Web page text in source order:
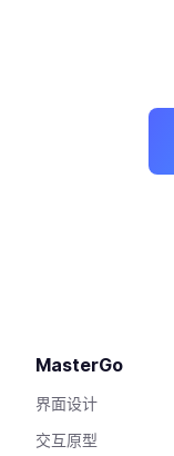
MasterGo
界面设计
交互原型